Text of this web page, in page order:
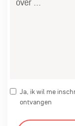
Ja, ik wil me
ontvangen